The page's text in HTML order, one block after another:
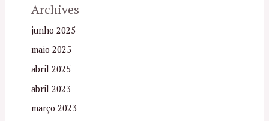
Archives
junho 2025
maio 2025
abril 2025
abril 2023
março 2023